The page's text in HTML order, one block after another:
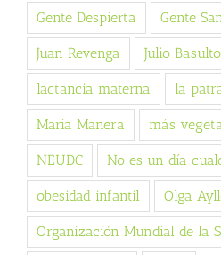
Gente Despierta Gente
Juan Revenga Julio Basulto
lactancia materna la
Maria Manera más
NEUDC No es un día
obesidad infantil Olga
Organización Mundial de la